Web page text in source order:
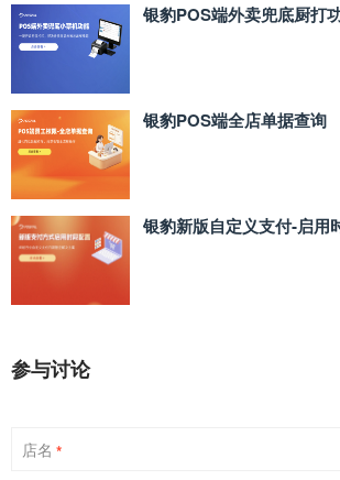
银豹POS端外卖兜底厨打
银豹POS端全店单据查询
银豹新版自定义支付‑启用
参与讨论
店名 *